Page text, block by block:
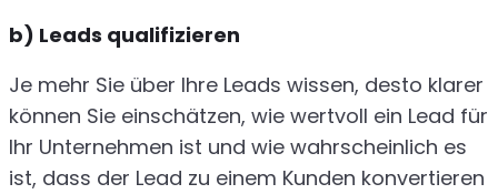
b) Leads qualifizieren
Je mehr Sie über Ihre Leads wissen, desto klarer
können Sie einschätzen, wie wertvoll ein Lead für
Ihr Unternehmen ist und wie wahrscheinlich es
ist, dass der Lead zu einem Kunden konvertieren